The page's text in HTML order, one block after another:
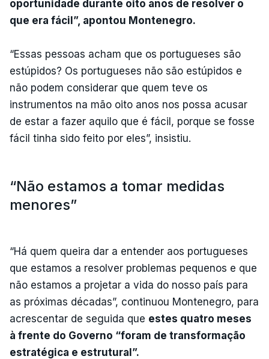
oportunidade durante oito anos de resolver o
que era fácil”, apontou Montenegro.
“Essas pessoas acham que os portugueses são
estúpidos? Os portugueses não são estúpidos e
não podem considerar que quem teve os
instrumentos na mão oito anos nos possa acusar
de estar a fazer aquilo que é fácil, porque se fosse
fácil tinha sido feito por eles”, insistiu.
“Não estamos a tomar medidas
menores”
“Há quem queira dar a entender aos portugueses
que estamos a resolver problemas pequenos e que
não estamos a projetar a vida do nosso país para
as próximas décadas”, continuou Montenegro, para
acrescentar de seguida que estes quatro meses
à frente do Governo “foram de transformação
estratégica e estrutural”.